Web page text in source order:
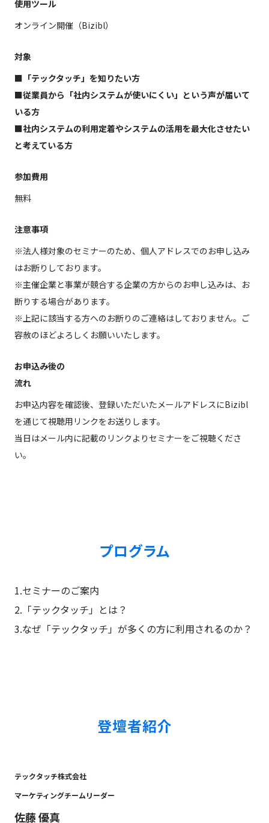
使用ツール
オンライン開催（Bizibl）
対象
■「テックタッチ」を知りたい方
■従業員から「社内システムが使いにくい」という声が届いて
いる方
■社内システムの利用定着やシステムの活用を最大化させたい
と考えている方
参加費用
無料
注意事項
※法人様対象のセミナーのため、個人アドレスでのお申し込み
はお断りしております。
※主催企業と事業が競合する企業の方からのお申し込みは、お
断りする場合があります。
※上記に該当する方へのお断りのご連絡はしておりません。ご
容赦のほどよろしくお願いいたします。
お申込み後の
流れ
お申込内容を確認後、登録いただいたメールアドレスにBizibl
を通じて視聴用リンクをお送りします。
当日はメール内に記載のリンクよりセミナーをご視聴くださ
い。
プログラム
1.セミナーのご案内
2.「テックタッチ」とは？
3.なぜ「テックタッチ」が多くの方に利用されるのか？
登壇者紹介
テックタッチ株式会社
マーケティングチームリーダー
佐藤 優真